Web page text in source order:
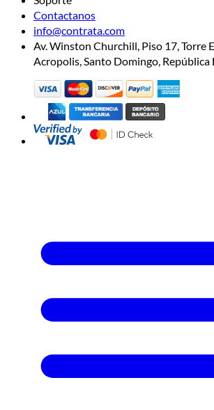
Contactanos
info@contrata.com
Av. Winston Churchill, Piso 17, Torre
Acropolis, Santo Domingo, República